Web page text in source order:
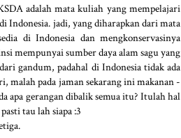
adalah mata kuliah yang mempelajari
Indonesia. jadi, yang diharapkan dari mata
di Indonesia dan mengkonservasinya
mempunyai sumber daya alam sagu yang
gandum, padahal di Indonesia tidak ada
malah pada jaman sekarang ini makanan -
apa gerangan dibalik semua itu? Itulah hal
tau lah siapa :3